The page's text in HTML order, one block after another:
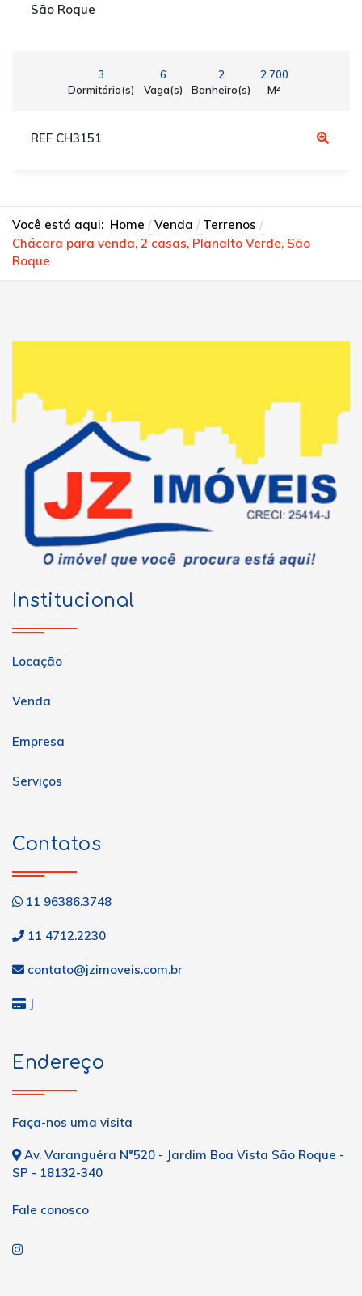
São Roque
3
Dormitório(s)
6
Vaga(s)
2
Banheiro(s)
2.700
M²
REF CH3151
Você está aqui: Home Venda
Terrenos
Chácara para venda, 2 casas, Planalto Verde, São
Roque
Institucional
Locação
Venda
Empresa
Serviços
Contatos
11 96386.3748
11 4712.2230
contato@jzimoveis.com.br
J
Endereço
Faça-nos uma visita
Av. Varanguéra N°520 - Jardim Boa Vista São Roque -
SP - 18132-340
Fale conosco